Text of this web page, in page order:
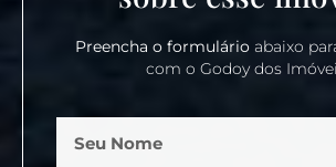
Preencha o formulárioabaixo
com o Godoy dos